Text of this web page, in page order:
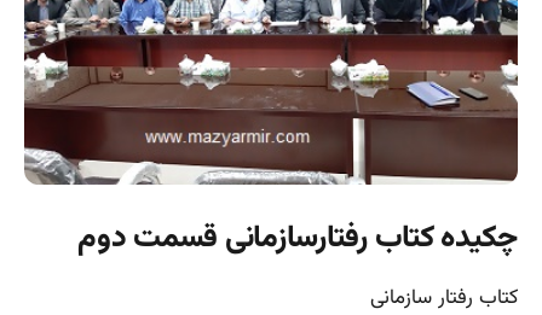
چکیده کتاب رفتارسازمانی قسمت دوم
کتاب رفتار سازمانی